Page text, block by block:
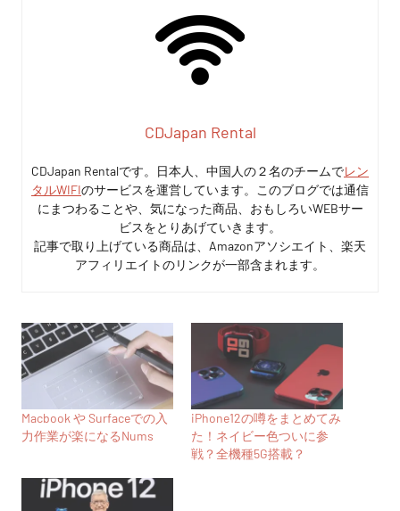
CDJapan Rental
CDJapan Rentalです。日本人、中国人の２名のチームでレン
タルWIFIのサービスを運営しています。このブログでは通信
にまつわることや、気になった商品、おもしろいWEBサー
ビスをとりあげていきます。
記事で取り上げている商品は、Amazonアソシエイト、楽天
アフィリエイトのリンクが一部含まれます。
Macbook や Surfaceでの入
力作業が楽になるNums
iPhone12の噂をまとめてみ
た！ネイビー色ついに参
戦？全機種5G搭載？